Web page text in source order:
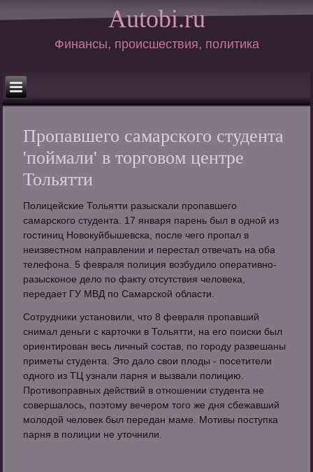
Autobi.ru
Финансы, происшествия, политика
Пропавшего самарского студента
'поймали' в торговом центре
Тольятти
Полицейские Тольятти разыскали пропавшего
самарского студента. 17 января парень был в одной из
гостиниц Новокуйбышевска, после чего пропал в
неизвестном направлении и перестал отвечать на оба
телефона. 5 февраля полиция возбудило оперативно-
разысконое дело по факту отсутствия человека,
передает ГУ МВД по Самарской области.
Сотрудники установили, что 8 февраля пропавший
снимал деньги с карточки в Тольятти, на его поиски был
ориентирован весь личный состав, по городу развешаны
приметы студента. Это дало свои плоды - посетители
одного из ТЦ узнали парня и вызвали полицию.
Противоправных действий в отношении студента не
совершалось, поэтому вечером того же дня сбежавший
молодой человек был передан маме. Мотивы поступка
парня в полиции не уточнили.